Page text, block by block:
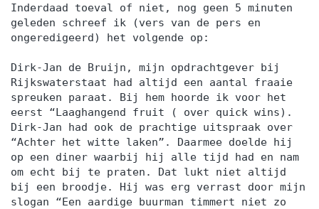
Inderdaad toeval of niet, nog geen 5 minuten
geleden schreef ik (vers van de pers en
ongeredigeerd) het volgende op:
Dirk-Jan de Bruijn, mijn opdrachtgever bij
Rijkswaterstaat had altijd een aantal fraaie
spreuken paraat. Bij hem hoorde ik voor het
eerst “Laaghangend fruit ( over quick wins).
Dirk-Jan had ook de prachtige uitspraak over
“Achter het witte laken”. Daarmee doelde hij
op een diner waarbij hij alle tijd had en nam
om echt bij te praten. Dat lukt niet altijd
bij een broodje. Hij was erg verrast door mijn
slogan “Een aardige buurman timmert niet zo